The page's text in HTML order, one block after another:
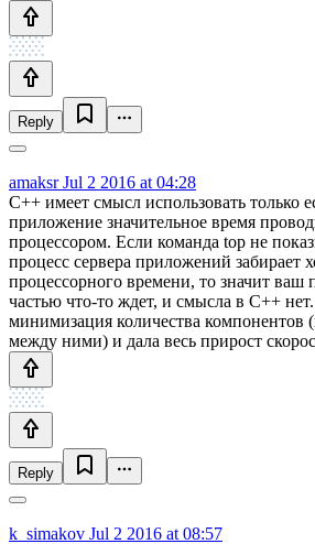
Reply
amaksrJul 2 2016 at 04:28
С++ имеет смысл использовать только
приложение значительное время
процессором. Если команда top не
процесс сервера приложений забирает
процессорного времени, то значит ваш
частью что-то ждет, и смысла в С++
минимизация количества
между ними) и дала весь прирост
Reply
k_simakov Jul 2 2016 at 08:57